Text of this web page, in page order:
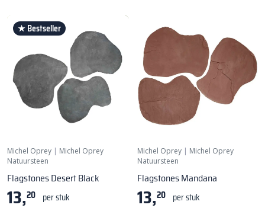
★ Bestseller
Michel Oprey | Michel Oprey
Natuursteen
Flagstones Desert Black
13,20 per stuk
Michel Oprey| Michel Oprey
Natuursteen
Flagstones Mandana
13,20 per stuk